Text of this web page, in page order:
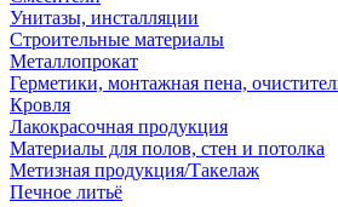
Унитазы, инсталляции
Строительные материалы
Металлопрокат
Герметики, монтажная пена,
Кровля
Лакокрасочная продукция
Материалы для полов, стен и потолка
Метизная продукция/Такелаж
Печное литьё